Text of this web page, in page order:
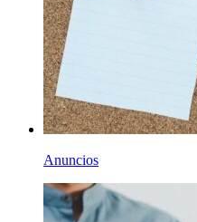
Anuncios